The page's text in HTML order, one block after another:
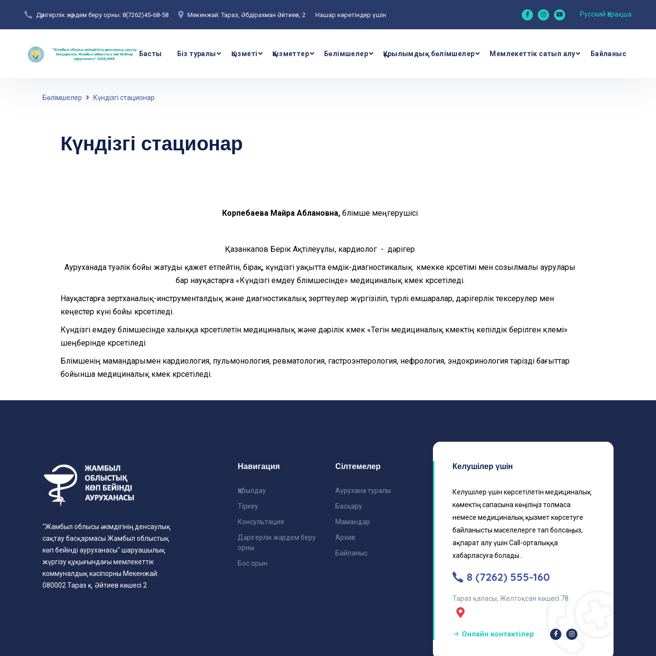
Дәрігерлік жәрдем беру орны: 8(7262)45-68-58 Мекенжай: Тараз, Әбдірахман Әйтиев, 2 Нашар көретіндер үшін Русский Қазақша
Басты Біз туралы Қызметі Қызметтер Бөлімшелер Құрылымдық бөлімшелер Мемлекеттік сатып алу Байланыс
Бөлімшелер Күндізгі стационар
Күндізгі стационар
Корпебаева Майра Аблановна, бөлімше меңгерушісі
Қазанкапов Берік Ақтілеуұлы, кардиолог - дәрігер
Ауруханада туәлік бойы жатуды қажет етпейтін, бірақ, күндізгі уақытта емдік-диагностикалық көмекке көрсетімі мен созылмалы аурулары
бар науқастарға «Күндізгі емдеу бөлімшесінде» медициналық көмек көрсетіледі.
Науқастарға зертханалық-инструменталдық және диагностикалық зерттеулер жүргізіліп, түрлі емшаралар, дәрігерлік тексерулер мен
кеңестер күні бойы көрсетіледі.
Күндізгі емдеу бөлімшесінде халыққа көрсетілетін медициналық және дәрілік көмек «Тегін медициналық көмектің кепілдік берілген көлемі»
шеңберінде көрсетіледі.
Бөлімшенің мамандарымен кардиология, пульмонология, ревматология, гастроэнтерология, нефрология, эндокринология тәрізді бағыттар
бойынша медициналық көмек көрсетіледі.
"Жамбыл облысы әкімдігінің денсаулық
сақтау басқармасы Жамбыл облыстық
көп бейінді ауруханасы" шаруашылық
жүргізу құқығындағы мемлекеттік
коммуналдық кәсіпорны Мекенжай:
080002 Тараз қ. Әйтиев көшесі 2
Навигация
Қабылдау
Тіркеу
Консультация
Дәрігерлік жәрдем беру
орны
Бос орын
Сілтемелер
Аурухана туралы
Басқару
Мамандар
Архив
Байланыс
Келушілер үшін
Келушілер үшін көрсетілетін медициналық
көмектің сапасына көңіліңіз толмаса
немесе медициналық қызмет көрсетуге
байланысты мәселелерге тап болсаңыз,
ақпарат алу үшін Call-орталыққа
хабарласуға болады..
8 (7262) 555-160
Тараз қаласы, Желтоқсан көшесі 78.
Онлайн контактілер